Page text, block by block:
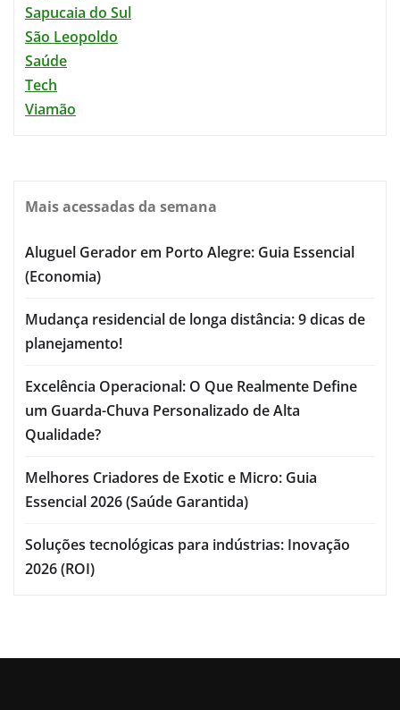
Sapucaia do Sul
São Leopoldo
Saúde
Tech
Viamão
Mais acessadas da semana
Aluguel Gerador em Porto Alegre: Guia Essencial
(Economia)
Mudança residencial de longa distância: 9 dicas de
planejamento!
Excelência Operacional: O Que Realmente Define
um Guarda-Chuva Personalizado de Alta
Qualidade?
Melhores Criadores de Exotic e Micro: Guia
Essencial 2026 (Saúde Garantida)
Soluções tecnológicas para indústrias: Inovação
2026 (ROI)